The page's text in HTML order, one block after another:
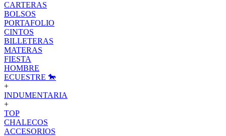
CARTERAS
BOLSOS
PORTAFOLIO
CINTOS
BILLETERAS
MATERAS
FIESTA
HOMBRE
ECUESTRE 🐎
+
INDUMENTARIA
+
TOP
CHALECOS
ACCESORIOS